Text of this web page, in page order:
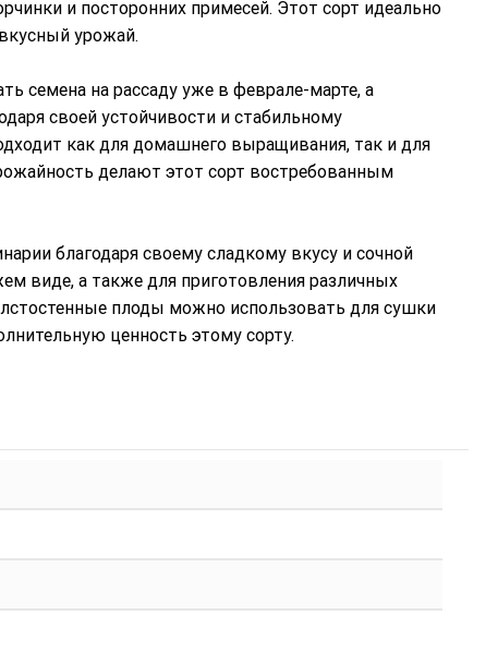
и посторонних примесей. Этот сорт идеально
урожай.
семена на рассаду уже в феврале-марте, а
своей устойчивости и стабильному
как для домашнего выращивания, так и для
делают этот сорт востребованным
благодаря своему сладкому вкусу и сочной
виде, а также для приготовления различных
плоды можно использовать для сушки
ценность этому сорту.